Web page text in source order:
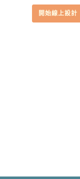
始
價
前
價
開始線上設計